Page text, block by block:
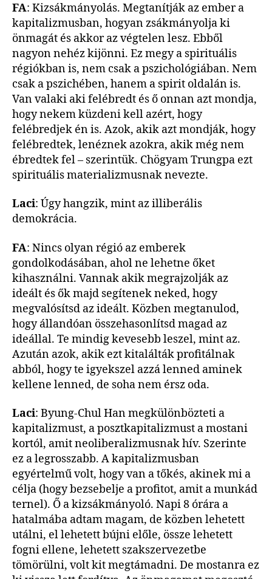
FA: Kizsákmányolás. Megtanítják az ember a
kapitalizmusban, hogyan zsákmányolja ki
önmagát és akkor az végtelen lesz. Ebből
nagyon nehéz kijönni. Ez megy a spirituális
régiókban is, nem csak a pszichológiában. Nem
csak a pszichében, hanem a spirit oldalán is.
Van valaki aki felébredt és ő onnan azt mondja,
hogy nekem küzdeni kell azért, hogy
felébredjek én is. Azok, akik azt mondják, hogy
felébredtek, lenéznek azokra, akik még nem
ébredtek fel – szerintük. Chögyam Trungpa ezt
spirituális materializmusnak nevezte.
Laci: Úgy hangzik, mint az illiberális
demokrácia.
FA: Nincs olyan régió az emberek
gondolkodásában, ahol ne lehetne őket
kihasználni. Vannak akik megrajzolják az
ideált és ők majd segítenek neked, hogy
megvalósítsd az ideált. Közben megtanulod,
hogy állandóan összehasonlítsd magad az
ideállal. Te mindig kevesebb leszel, mint az.
Azután azok, akik ezt kitalálták profitálnak
abból, hogy te igyekszel azzá lenned aminek
kellene lenned, de soha nem érsz oda.
Laci: Byung-Chul Han megkülönbözteti a
kapitalizmust, a posztkapitalizmust a mostani
kortól, amit neoliberalizmusnak hív. Szerinte
ez a legrosszabb. A kapitalizmusban
egyértelmű volt, hogy van a tőkés, akinek mi a
célja (hogy bezsebelje a profitot, amit a munkád
ternel). Ő a kizsákmányoló. Napi 8 órára a
hatalmába adtam magam, de közben lehetett
utálni, el lehetett bújni előle, össze lehetett
fogni ellene, lehetett szakszervezetbe
tömörülni, volt kit megtámadni. De mostanra ez